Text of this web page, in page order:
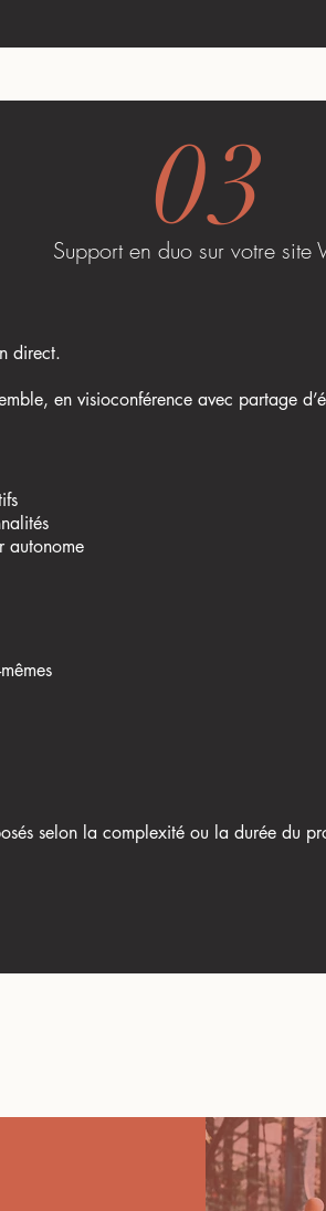
03
Support en duo sur votre site
direct.
en visioconférence avec partage
autonome
selon la complexité ou la durée du